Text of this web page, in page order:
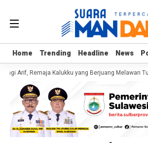
Home Trending Headline News
Home Trending Headline News
Arif, Remaja Kalukku yang Berjuang Melawan